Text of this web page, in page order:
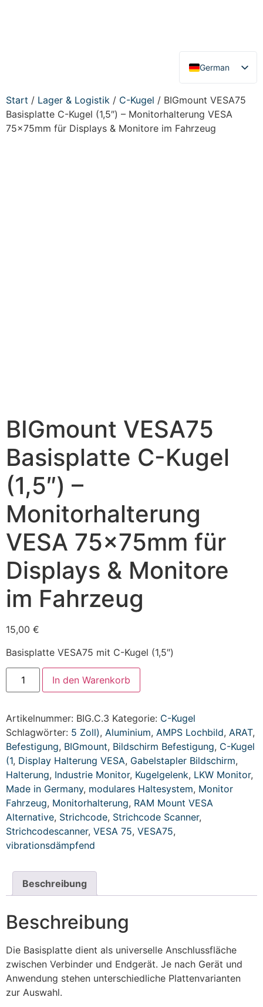
German
English
Start / Lager & Logistik / C-Kugel / BIGmount VESA75
Basisplatte C-Kugel (1,5″) – Monitorhalterung VESA
75x75mm für Displays & Monitore im Fahrzeug
BIGmount VESA75
Basisplatte C-Kugel
(1,5″) –
Monitorhalterung
VESA 75x75mm für
Displays & Monitore
im Fahrzeug
15,00 €
Basisplatte VESA75 mit C-Kugel (1,5″)
In den Warenkorb
Artikelnummer: BIG.C.3 Kategorie: C-Kugel
Schlagwörter: 5 Zoll), Aluminium, AMPS Lochbild, ARAT,
Befestigung, BIGmount, Bildschirm Befestigung, C-Kugel
(1, Display Halterung VESA, Gabelstapler Bildschirm,
Halterung, Industrie Monitor, Kugelgelenk, LKW Monitor,
Made in Germany, modulares Haltesystem, Monitor
Fahrzeug, Monitorhalterung, RAM Mount VESA
Alternative, Strichcode, Strichcode Scanner,
Strichcodescanner, VESA 75, VESA75,
vibrationsdämpfend
Beschreibung
Beschreibung
Die Basisplatte dient als universelle Anschlussfläche
zwischen Verbinder und Endgerät. Je nach Gerät und
Anwendung stehen unterschiedliche Plattenvarianten
zur Auswahl.